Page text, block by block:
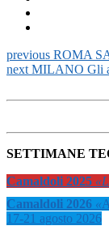
previous ROMA
next MILANO Gli
SETTIMANE
Camaldoli 2025
Camaldoli 2026 «
17-21 agosto 2026